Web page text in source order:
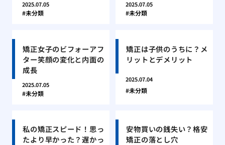
2025.07.05
未分類
2025.07.05
未分類
矯正女子のビフォーアフ
ター笑顔の変化と内面の
成長
2025.07.05
未分類
矯正は子供のうちに？メ
リットとデメリット
2025.07.04
未分類
私の矯正スピード！思っ
たより早かった？遅かっ
安物買いの銭失い？格安
矯正の落とし穴